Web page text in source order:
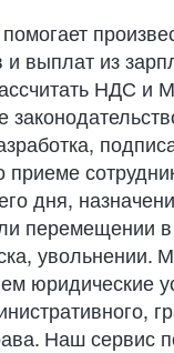
и выплат из
НДС и
приеме
дня,
перемещении в
увольнении.
юридические
Наш сервис